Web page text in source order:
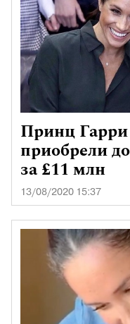
Принц
приобрели
за £11 млн
13/08/2020 15:37